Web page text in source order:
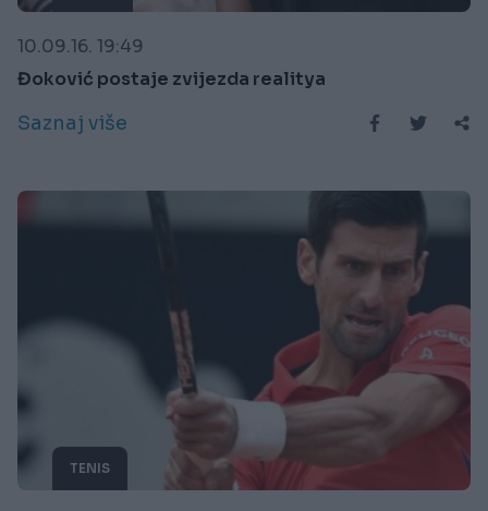
10.09.16. 19:49
Đoković postaje zvijezda realitya
Saznaj više
TENIS